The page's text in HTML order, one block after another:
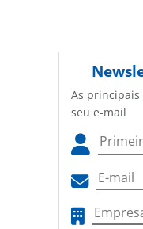
As
seu e-mail